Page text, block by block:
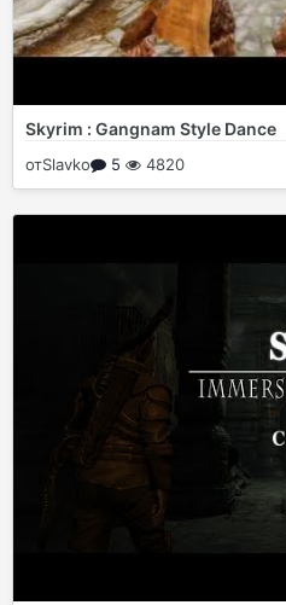
Skyrim : Gangnam Style Dance
отSlavko 5 4820